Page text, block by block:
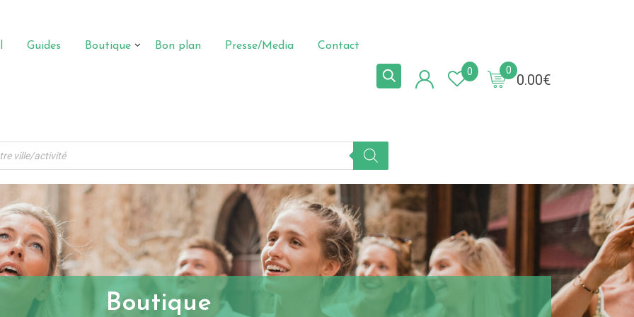
Guides Boutique Bon plan Presse/Media Contact
0.00€
0
0
Boutique